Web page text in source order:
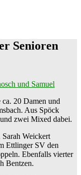
Senioren
20 Damen und
Aus Spöck
zwei Mixed dabei.
Weickert
Ettlinger SV den
Ebenfalls vierter
Bentzen.